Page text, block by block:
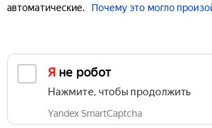
автоматические.
Почему это могло
Я не робот
Нажмите, чтобы продолжить
Yandex SmartCaptcha